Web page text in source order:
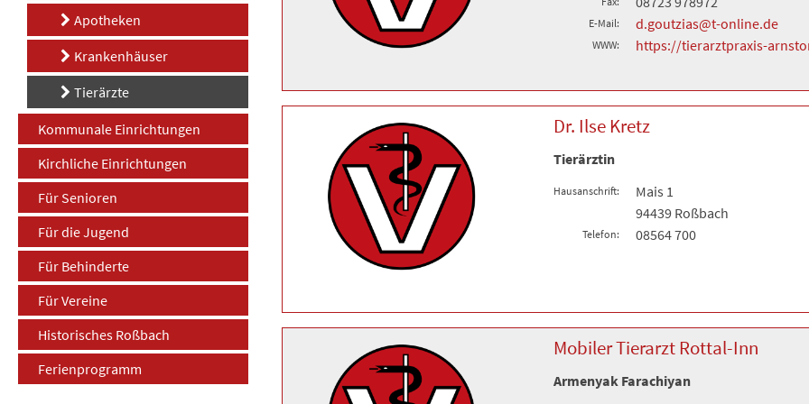
Apotheken
Krankenhäuser
Tierärzte
Kommunale Einrichtungen
Kirchliche Einrichtungen
Für Senioren
Für die Jugend
Für Behinderte
Für Vereine
Historisches Roßbach
Ferienprogramm
E-Mail: d.goutzias@t-online.de
WWW: https://tierarztpraxis-
Dr. Ilse Kretz
Tierärztin
Hausanschrift:
Mais 1
94439 Roßbach
Telefon: 08564 700
Mobiler Tierarzt Rottal-Inn
Armenyak Farachiyan